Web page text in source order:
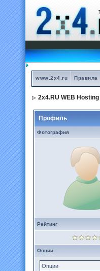
www.2x4.ru Правила
2x4.RU WEB Hosting
Профиль
Фотография
Рейтинг
Опции
Опции